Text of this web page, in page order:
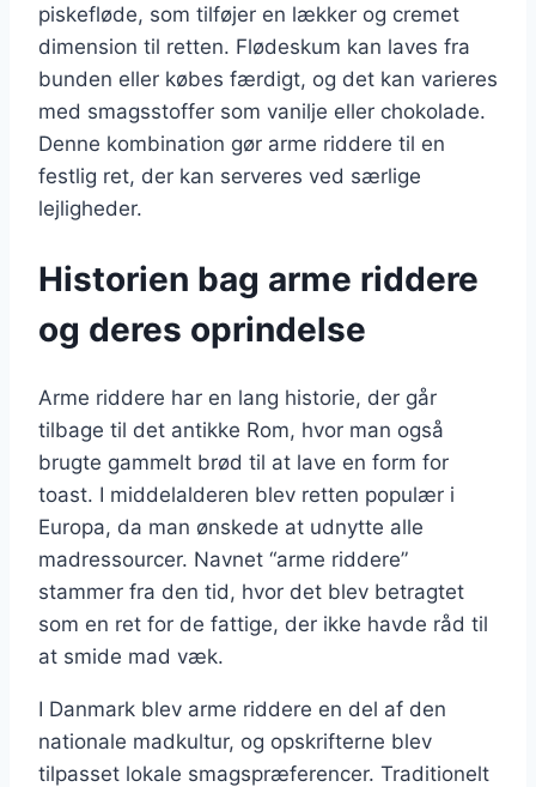
piskefløde, som tilføjer en lækker og cremet
dimension til retten. Flødeskum kan laves fra
bunden eller købes færdigt, og det kan varieres
med smagsstoffer som vanilje eller chokolade.
Denne kombination gør arme riddere til en
festlig ret, der kan serveres ved særlige
lejligheder.
Historien bag arme riddere
og deres oprindelse
Arme riddere har en lang historie, der går
tilbage til det antikke Rom, hvor man også
brugte gammelt brød til at lave en form for
toast. I middelalderen blev retten populær i
Europa, da man ønskede at udnytte alle
madressourcer. Navnet “arme riddere”
stammer fra den tid, hvor det blev betragtet
som en ret for de fattige, der ikke havde råd til
at smide mad væk.
I Danmark blev arme riddere en del af den
nationale madkultur, og opskrifterne blev
tilpasset lokale smagspræferencer. Traditionelt